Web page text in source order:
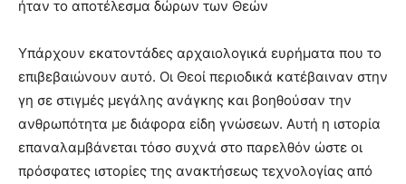
ήταν το αποτέλεσμα δώρων των Θεών
Υπάρχουν εκατοντάδες αρχαιολογικά ευρήματα που το
επιβεβαιώνουν αυτό. Οι Θεοί περιοδικά κατέβαιναν στην
γη σε στιγμές μεγάλης ανάγκης και βοηθούσαν την
ανθρωπότητα με διάφορα είδη γνώσεων. Αυτή η ιστορία
επαναλαμβάνεται τόσο συχνά στο παρελθόν ώστε οι
πρόσφατες ιστορίες της ανακτήσεως τεχνολογίας από